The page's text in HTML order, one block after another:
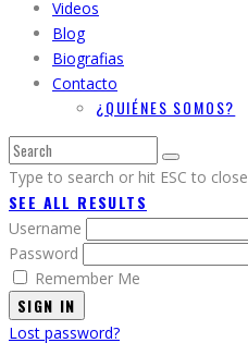
Videos
Blog
Biografias
Contacto
¿QUIÉNES SOMOS?
Type to search or hit ESC to close
SEE ALL RESULTS
Username
Password
Remember Me
SIGN IN
Lost password?